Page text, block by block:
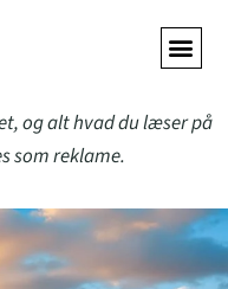
og alt hvad du læser på
som reklame.